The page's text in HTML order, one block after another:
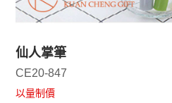
仙人掌筆
CE20-847
以量制價